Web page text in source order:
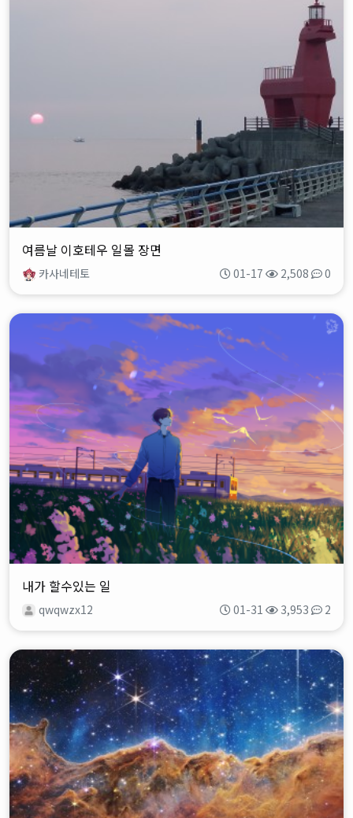
여름날 이호테우 일몰 장면
카사네테토 01-17 2,508 0
내가 할수있는 일
qwqwzx12 01-31 3,953 2